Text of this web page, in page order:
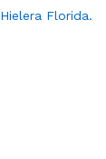
Hielera Florida.